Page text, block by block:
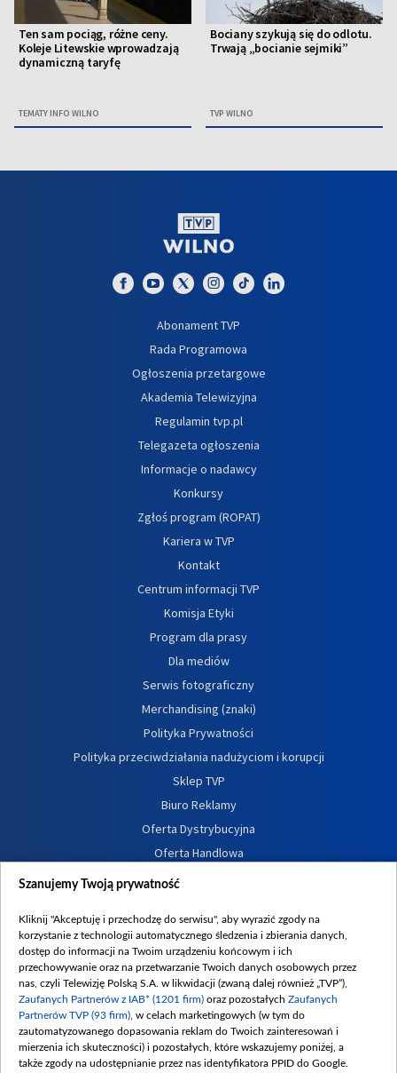
Ten sam pociąg, różne ceny.
Koleje Litewskie wprowadzają
dynamiczną taryfę
TEMATY INFO WILNO
Bociany szykują się do odlotu.
Trwają „bocianie sejmiki”
TVP WILNO
Abonament TVP
Rada Programowa
Ogłoszenia przetargowe
Akademia Telewizyjna
Regulamin tvp.pl
Telegazeta ogłoszenia
Informacje o nadawcy
Konkursy
Zgłoś program (ROPAT)
Kariera w TVP
Kontakt
Centrum informacji TVP
Komisja Etyki
Program dla prasy
Dla mediów
Serwis fotograficzny
Merchandising (znaki)
Polityka Prywatności
Polityka przeciwdziałania nadużyciom i korupcji
Sklep TVP
Biuro Reklamy
Oferta Dystrybucyjna
Oferta Handlowa
Dostępność
Procedura zgłoszeń wewnętrznych
Szanujemy Twoją prywatność
Kliknij "Akceptuję i przechodzę do serwisu", aby wyrazić zgody na
korzystanie z technologii automatycznego śledzenia i zbierania danych,
dostęp do informacji na Twoim urządzeniu końcowym i ich
przechowywanie oraz na przetwarzanie Twoich danych osobowych przez
nas, czyli Telewizję Polską S.A. w likwidacji (zwaną dalej również „TVP”),
Zaufanych Partnerów z IAB* (1201 firm) oraz pozostałych Zaufanych
Partnerów TVP (93 firm) , w celach marketingowych (w tym do
zautomatyzowanego dopasowania reklam do Twoich zainteresowań i
mierzenia ich skuteczności) i pozostałych, które wskazujemy poniżej, a
także zgody na udostępnianie przez nas identyfikatora PPID do Google.